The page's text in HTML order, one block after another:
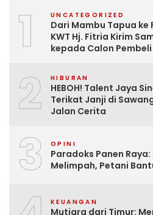
1 UNCATEGORIZED
Dari Mambu Tapua ke
KWT Hj. Fitria Kirim
kepada Calon Pembeli
2 HIBURAN
HEBOH! Talent Jaya
Terikat Janji di
Jalan Cerita
3 OPINI
Paradoks Panen
Melimpah, Petani
KEUANGAN
Mutiara dari Timur: